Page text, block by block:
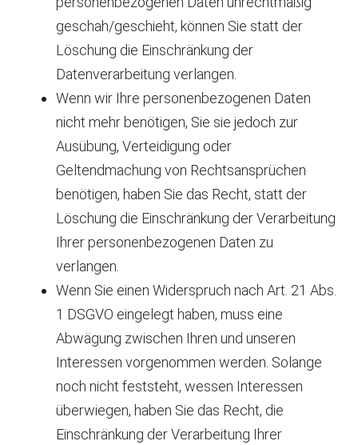
geschah/geschieht, können Sie statt der
Löschung die Einschränkung der
Datenverarbeitung verlangen.
Wenn wir Ihre personenbezogenen Daten
nicht mehr benötigen, Sie sie jedoch zur
Ausübung, Verteidigung oder
Geltendmachung von Rechtsansprüchen
benötigen, haben Sie das Recht, statt der
Löschung die Einschränkung der Verarbeitung
Ihrer personenbezogenen Daten zu
verlangen.
Wenn Sie einen Widerspruch nach Art. 21 Abs.
1 DSGVO eingelegt haben, muss eine
Abwägung zwischen Ihren und unseren
Interessen vorgenommen werden. Solange
noch nicht feststeht, wessen Interessen
überwiegen, haben Sie das Recht, die
Einschränkung der Verarbeitung Ihrer